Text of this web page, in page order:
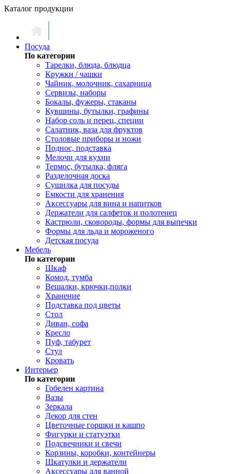
Каталог продукции
Посуда
По категории
Тарелки, блюда, блюдца
Кружки / чашки
Чайник, молочник, сахарница
Сервизы, наборы
Бокалы, фужеры, стаканы
Кувшины, бутылки, графины
Набор соль и перец, специи
Салатник, ваза для фруктов
Столовые приборы и ножи
Поднос, подставка
Мелочи для кухни
Термос, бутылка, фляга
Разделочная доска
Сушилка для посуды
Емкости для хранения
Аксессуары для вина и напитков
Держатели для салфеток и полотенец
Кастрюли, сковороды, формы для выпечки
Формы для льда и мороженого
Детская посуда
Мебель
По категории
Шкаф
Комод, тумба
Вешалки, крючки,полки
Хранение
Подставка под цветы
Стол
Диван, софа
Кресло
Пуф, табурет
Стул
Кровать
Интерьер
По категории
Гобелен картина
Вазы
Зеркала
Декор для стен
Цветочные горшки и кашпо
Фигурки и статуэтки
Подсвечники и свечи
Корзины, коробки, контейнеры
Шкатулки и держатели
Аксессуары для ванной